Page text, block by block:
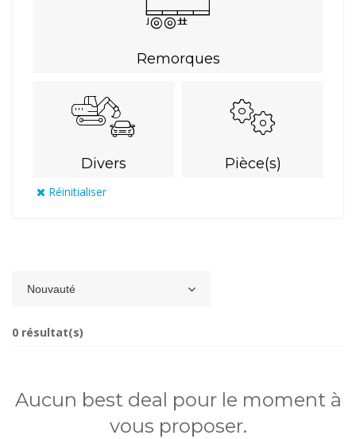
Remorques
Divers Pièce(s)
Réinitialiser
Nouvauté
0 résultat(s)
Aucun best deal pour le moment à
vous proposer.